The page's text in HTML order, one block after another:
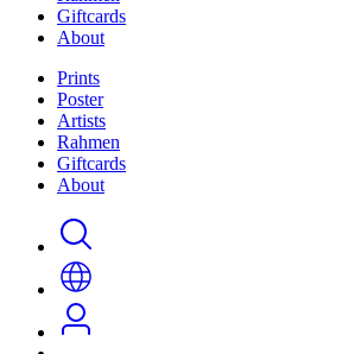
Giftcards
About
Prints
Poster
Artists
Rahmen
Giftcards
About